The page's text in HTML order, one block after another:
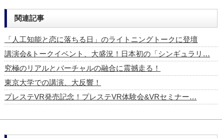
関連記事
「人工知能と恋に落ちる日」のライトニングトークに登壇
講演会&トークイベント、大盛況！日本初の「シンギュラリ…
究極のリアルとバーチャルの融合に震撼走る！
東京大学での講演、大反響！
プレステVR発売記念！プレステVR体験会&VRセミナー…